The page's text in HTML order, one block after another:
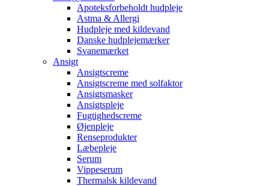
Apoteksforbeholdt hudpleje
Astma & Allergi
Hudpleje med kildevand
Danske hudplejemærker
Svanemærket
Ansigt
Ansigtscreme
Ansigtscreme med solfaktor
Ansigtsmasker
Ansigtspleje
Fugtighedscreme
Øjenpleje
Renseprodukter
Læbepleje
Serum
Vippeserum
Thermalsk kildevand